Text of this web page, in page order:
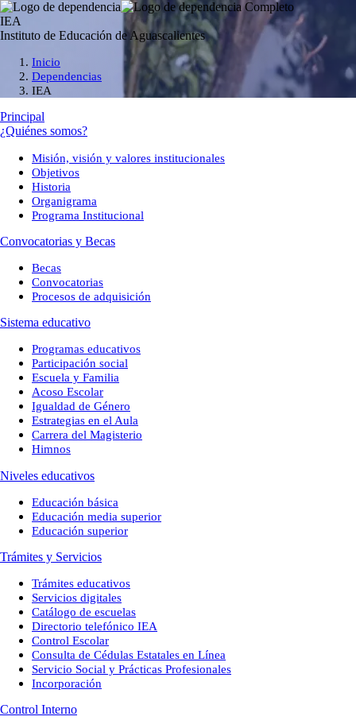
IEA
Instituto de Educación de Aguascalientes
Inicio
Dependencias
IEA
Principal
¿Quiénes somos?
Misión, visión y valores institucionales
Objetivos
Historia
Organigrama
Programa Institucional
Convocatorias y Becas
Becas
Convocatorias
Procesos de adquisición
Sistema educativo
Programas educativos
Participación social
Escuela y Familia
Acoso Escolar
Igualdad de Género
Estrategias en el Aula
Carrera del Magisterio
Himnos
Niveles educativos
Educación básica
Educación media superior
Educación superior
Trámites y Servicios
Trámites educativos
Servicios digitales
Catálogo de escuelas
Directorio telefónico IEA
Control Escolar
Consulta de Cédulas Estatales en Línea
Servicio Social y Prácticas Profesionales
Incorporación
Control Interno